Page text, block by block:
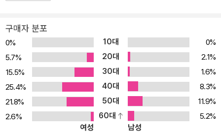
는 그들을 러시아에 넘겼고, 국경을 넘자마자 전원 처형당한 역사적
진실이 이 작품을 통해 재조명되기도 했다. 리바넬리는 튀르키예 정
부의 이러한 이중성에 대해 숨김없이 묘사하면서 정치 권력과 국가에
대한 비판과 의구심을 작품 곳곳에서 드러낸다. 튀르키예 국민 작가
리바넬리의 대담한 묘사와 비판적 사유 리바넬리는 매우 강하고 두려
움이 없는 심오한 내레이터이다. 『월스트리트 저널』 쥴퓌 리바넬리는
액자 구조 기법을 많이 사용한다. 중요한 대목에서 주의를 환기하거
나 긴 호흡을 조율하면서 지치지 않고 몰입할 수 있게 하는 장치이다.
구매자 분포
0% 10대
0%
5.7%
20대
2.1%
15.5%
30대
1.6%
25.4%
40대
8.3%
21.8%
50대
11.9%
2.6%
60대
5.2%
여성
남성